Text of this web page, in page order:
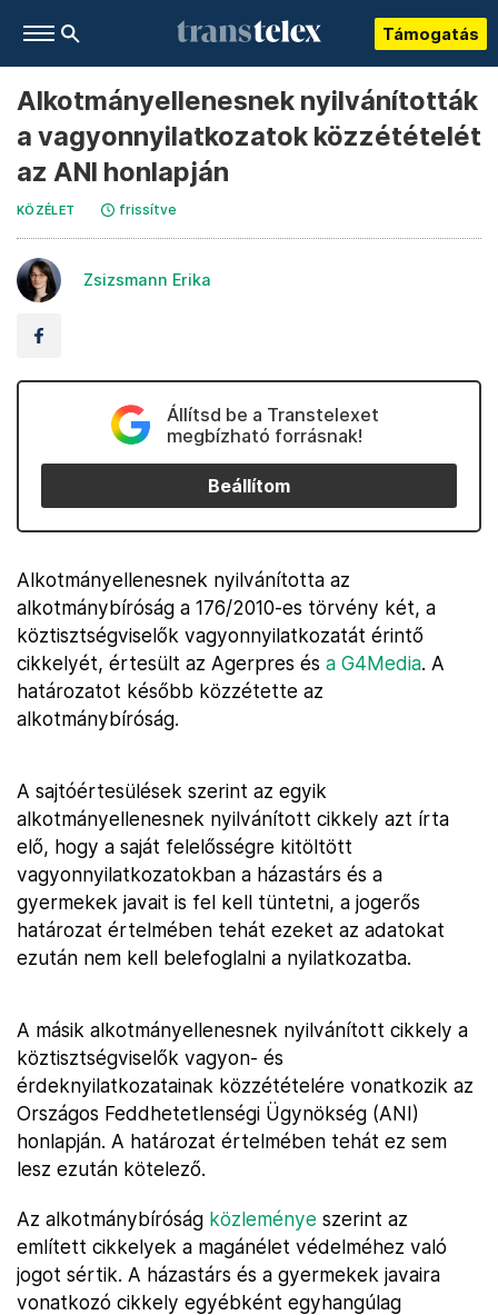
Támogatás
Alkotmányellenesnek nyilvánították
a vagyonnyilatkozatok közzétételét
az ANI honlapján
KÖZÉLET frissítve
Zsizsmann Erika
Állítsd be a Transtelexet
megbízható forrásnak!
Beállítom
Alkotmányellenesnek nyilvánította az
alkotmánybíróság a 176/2010-es törvény két, a
köztisztségviselők vagyonnyilatkozatát érintő
cikkelyét, értesült az Agerpres és a G4Media. A
határozatot később közzétette az
alkotmánybíróság.
A sajtóértesülések szerint az egyik
alkotmányellenesnek nyilvánított cikkely azt írta
elő, hogy a saját felelősségre kitöltött
vagyonnyilatkozatokban a házastárs és a
gyermekek javait is fel kell tüntetni, a jogerős
határozat értelmében tehát ezeket az adatokat
ezután nem kell belefoglalni a nyilatkozatba.
A másik alkotmányellenesnek nyilvánított cikkely a
köztisztségviselők vagyon- és
érdeknyilatkozatainak közzétételére vonatkozik az
Országos Feddhetetlenségi Ügynökség (ANI)
honlapján. A határozat értelmében tehát ez sem
lesz ezután kötelező.
Az alkotmánybíróság közleménye szerint az
említett cikkelyek a magánélet védelméhez való
jogot sértik. A házastárs és a gyermekek javaira
vonatkozó cikkely egyébként egyhangúlag